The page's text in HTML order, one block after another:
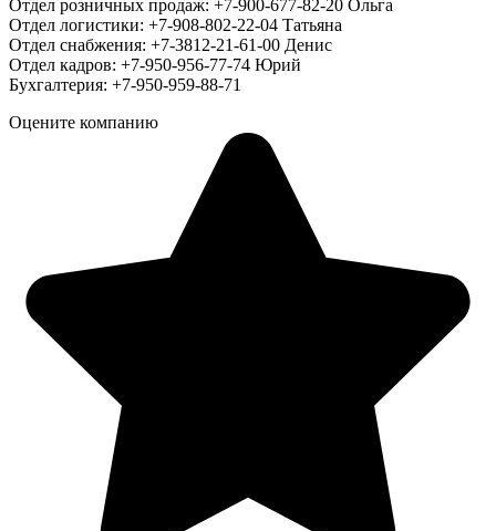
Отдел розничных продаж: +7-900-677-82-20 Ольга
Отдел логистики: +7-908-802-22-04 Татьяна
Отдел снабжения: +7-3812-21-61-00 Денис
Отдел кадров: +7-950-956-77-74 Юрий
Бухгалтерия: +7-950-959-88-71
Оцените компанию